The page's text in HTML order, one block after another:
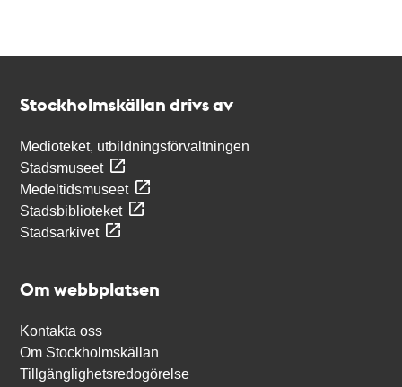
Stockholmskällan drivs av
Medioteket, utbildningsförvaltningen
Stadsmuseet
Medeltidsmuseet
Stadsbiblioteket
Stadsarkivet
Om webbplatsen
Kontakta oss
Om Stockholmskällan
Tillgänglighetsredogörelse